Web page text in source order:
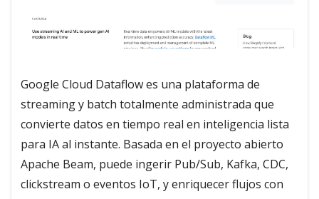
Google Cloud Dataflow es una plataforma de
streaming y batch totalmente administrada que
convierte datos en tiempo real en inteligencia lista
para IA al instante. Basada en el proyecto abierto
Apache Beam, puede ingerir Pub/Sub, Kafka, CDC,
clickstream o eventos IoT, y enriquecer flujos con